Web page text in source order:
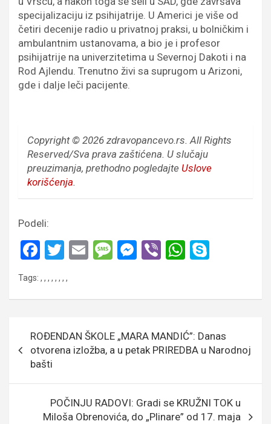
specijalizaciju iz psihijatrije. U Americi je više od
četiri decenije radio u privatnoj praksi, u bolničkim i
ambulantnim ustanovama, a bio je i profesor
psihijatrije na univerzitetima u Severnoj Dakoti i na
Rod Ajlendu. Trenutno živi sa suprugom u Arizoni,
gde i dalje leči pacijente.
Copyright © 2026 zdravopancevo.rs. All Rights
Reserved/Sva prava zaštićena. U slučaju
preuzimanja, prethodno pogledajte Uslove
korišćenja.
Podeli:
F
ce
o
o
k
T
tt
E
M
g
e
M
g
er
Vi W
A
p
Tags: , , , , , , , ,
чланка
ROĐENDAN ŠKOLE „MARA MANDIĆ”: Danas
otvorena izložba, a u petak PRIREDBA u Narodnoj
bašti
POČINJU RADOVI: Gradi se KRUŽNI TOK u
Miloša Obrenovića, do „Plinare” od 17. maja